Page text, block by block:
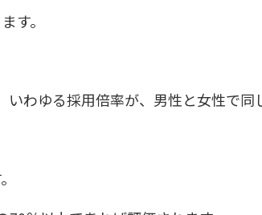
す。
わゆる採用倍率が、男性と女性で同